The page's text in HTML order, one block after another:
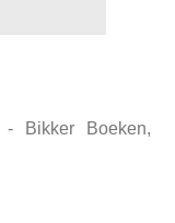
Bikker Boeken,